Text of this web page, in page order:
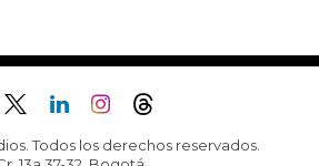
Todos los derechos reservados.